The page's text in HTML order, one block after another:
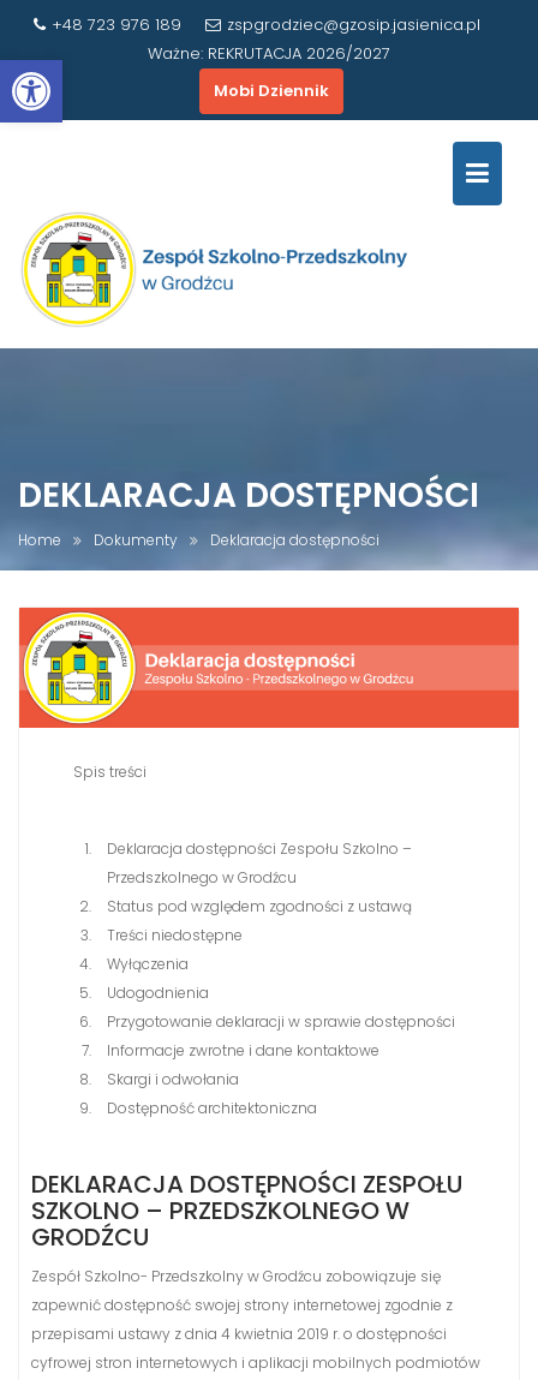
Otwórz pasek narzędzi
content
+48 723 976 189
zspgrodziec@gzosip.jasienica.pl
Ważne: REKRUTACJA 2026/2027
Mobi Dziennik
DEKLARACJA DOSTĘPNOŚCI
Home Dokumenty Deklaracja dostępności
Spis treści
Deklaracja dostępności Zespołu Szkolno –
Przedszkolnego w Grodźcu
Status pod względem zgodności z ustawą
Treści niedostępne
Wyłączenia
Udogodnienia
Przygotowanie deklaracji w sprawie dostępności
Informacje zwrotne i dane kontaktowe
Skargi i odwołania
Dostępność architektoniczna
DEKLARACJA DOSTĘPNOŚCI ZESPOŁU
SZKOLNO – PRZEDSZKOLNEGO W
GRODŹCU
Zespół Szkolno- Przedszkolny w Grodźcu zobowiązuje się
zapewnić dostępność swojej strony internetowej zgodnie z
przepisami ustawy z dnia 4 kwietnia 2019 r. o dostępności
cyfrowej stron internetowych i aplikacji mobilnych podmiotów